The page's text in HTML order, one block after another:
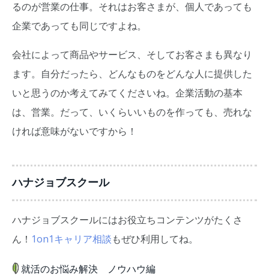
るのが営業の仕事。それはお客さまが、個人であっても
企業であっても同じですよね。
会社によって商品やサービス、そしてお客さまも異なり
ます。自分だったら、どんなものをどんな人に提供した
いと思うのか考えてみてくださいね。企業活動の基本
は、営業。だって、いくらいいものを作っても、売れな
ければ意味がないですから！
ハナジョブスクール
ハナジョブスクールにはお役立ちコンテンツがたくさ
ん！ 1on1キャリア相談もぜひ利用してね。
就活のお悩み解決 ノウハウ編